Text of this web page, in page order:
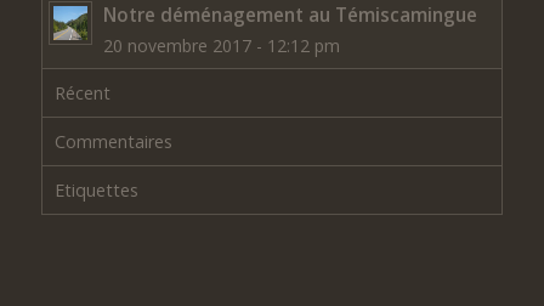
Notre déménagement au Témiscamingue
20 novembre 2017 - 12:12 pm
Récent
Commentaires
Etiquettes